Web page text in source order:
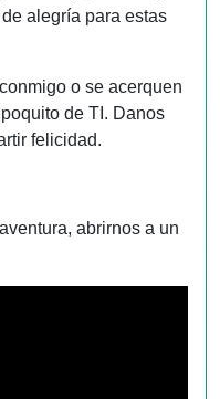
alegría para estas
o se acerquen
de TI. Danos
felicidad.
abrirnos a un